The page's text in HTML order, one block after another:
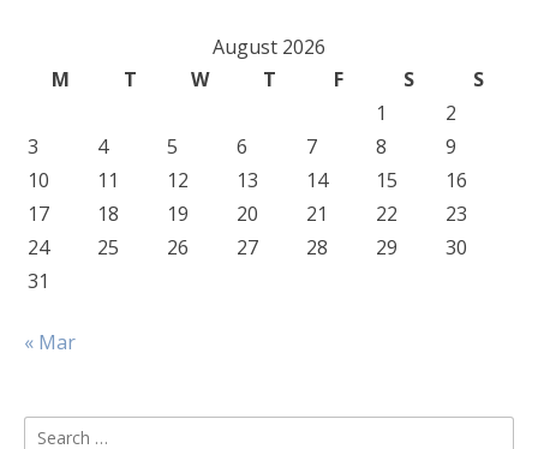
August 2026
M
T W T F S
S
1
2
3
4 5 6 7 8
9
10
11 12 13 14 15
16
17
18 19 20 21 22
23
24
25 26 27 28 29
30
31
« Mar
Search